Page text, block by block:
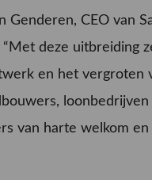
Genderen, CEO van
deze uitbreiding
en het vergroten
van harte welkom